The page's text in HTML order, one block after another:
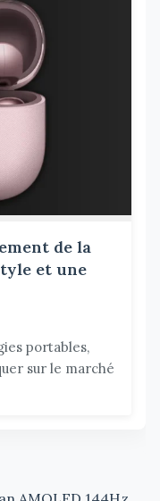
de la
et une
portables,
sur le marché